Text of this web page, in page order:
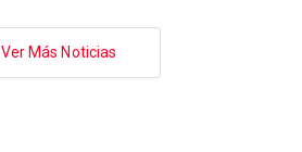
Ver Más Noticias